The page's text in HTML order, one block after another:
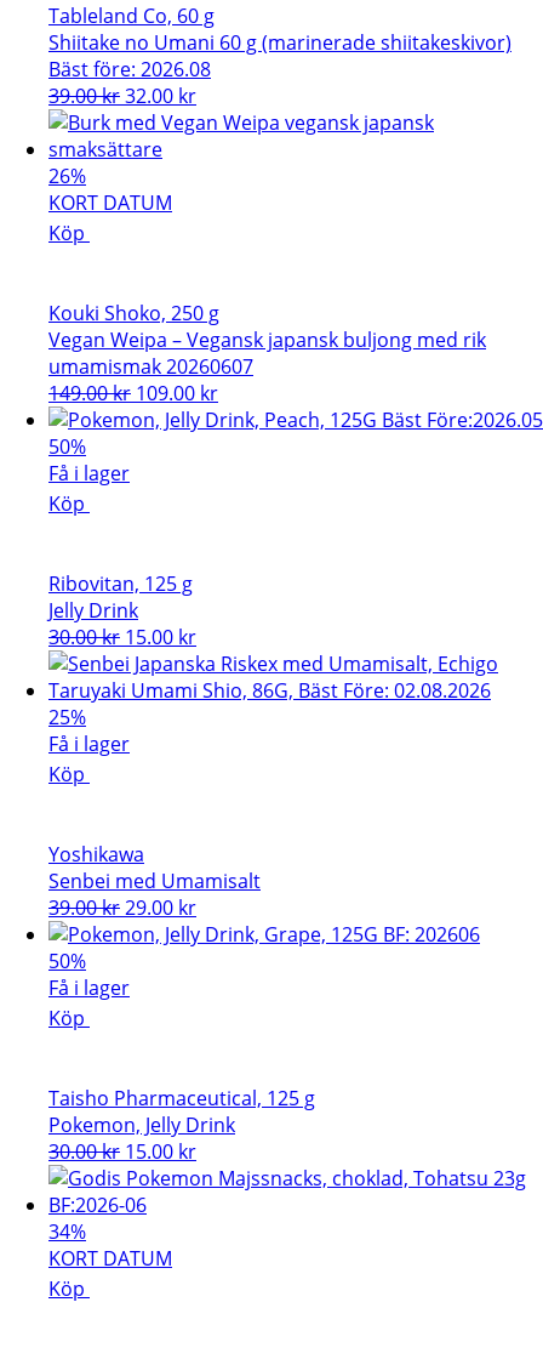
Tableland Co, 60 g
Shiitake no Umani 60 g (marinerade shiitakeskivor)
Bäst före: 2026.08
39.00krDet
ursprungliga
priset
39.00 kr.
32.00 krDet
nuvarande
26%
KORT DATUM
Köp
Kouki Shoko, 250 g
Vegan Weipa – Vegansk japansk buljong med rik
umamismak 20260607
149.00kr Det
ursprungliga
109.00 krDet
nuvarande
50%
Få i lager
Köp
Ribovitan, 125 g
Jelly Drink
30.00kr Det
ursprungliga
priset
30.00 kr.
15.00 krDet
nuvarande
priset
25%
Få i lager
Köp
Yoshikawa
Senbei med Umamisalt
39.00kr Det
ursprungliga
var:
29.00 krDet
nuvarande
50%
Få i lager
Köp
Taisho Pharmaceutical, 125 g
Pokemon, Jelly Drink
30.00kr Det
ursprungliga
priset
30.00 kr.
15.00 krDet
nuvarande
34%
KORT DATUM
Köp